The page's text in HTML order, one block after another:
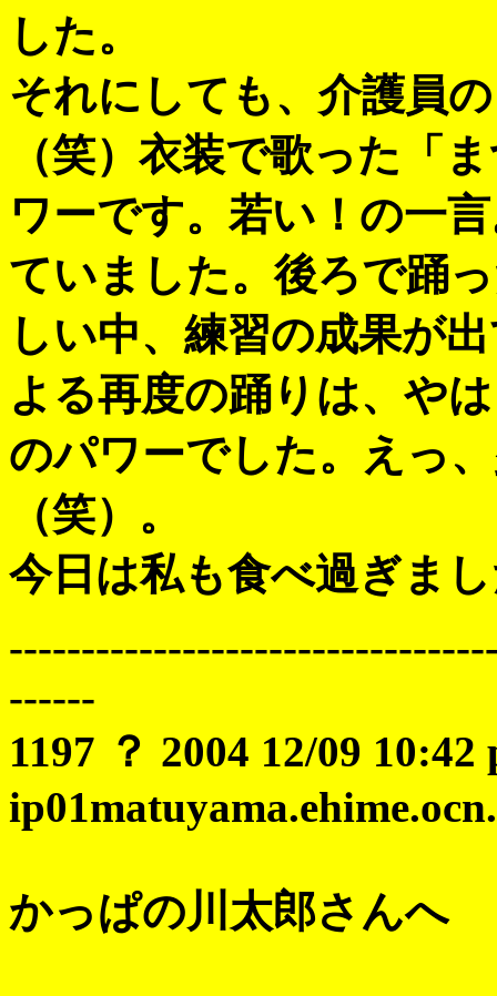
した。
それにしても、介護員
（笑）衣装で歌った「
ワーです。若い！の一
ていました。後ろで踊
しい中、練習の成果が
よる再度の踊りは、や
のパワーでした。えっ
（笑）。
今日は私も食べ過ぎま
------
1197 ？ 2004 12/09 10:42
かっぱの川太郎さんへ